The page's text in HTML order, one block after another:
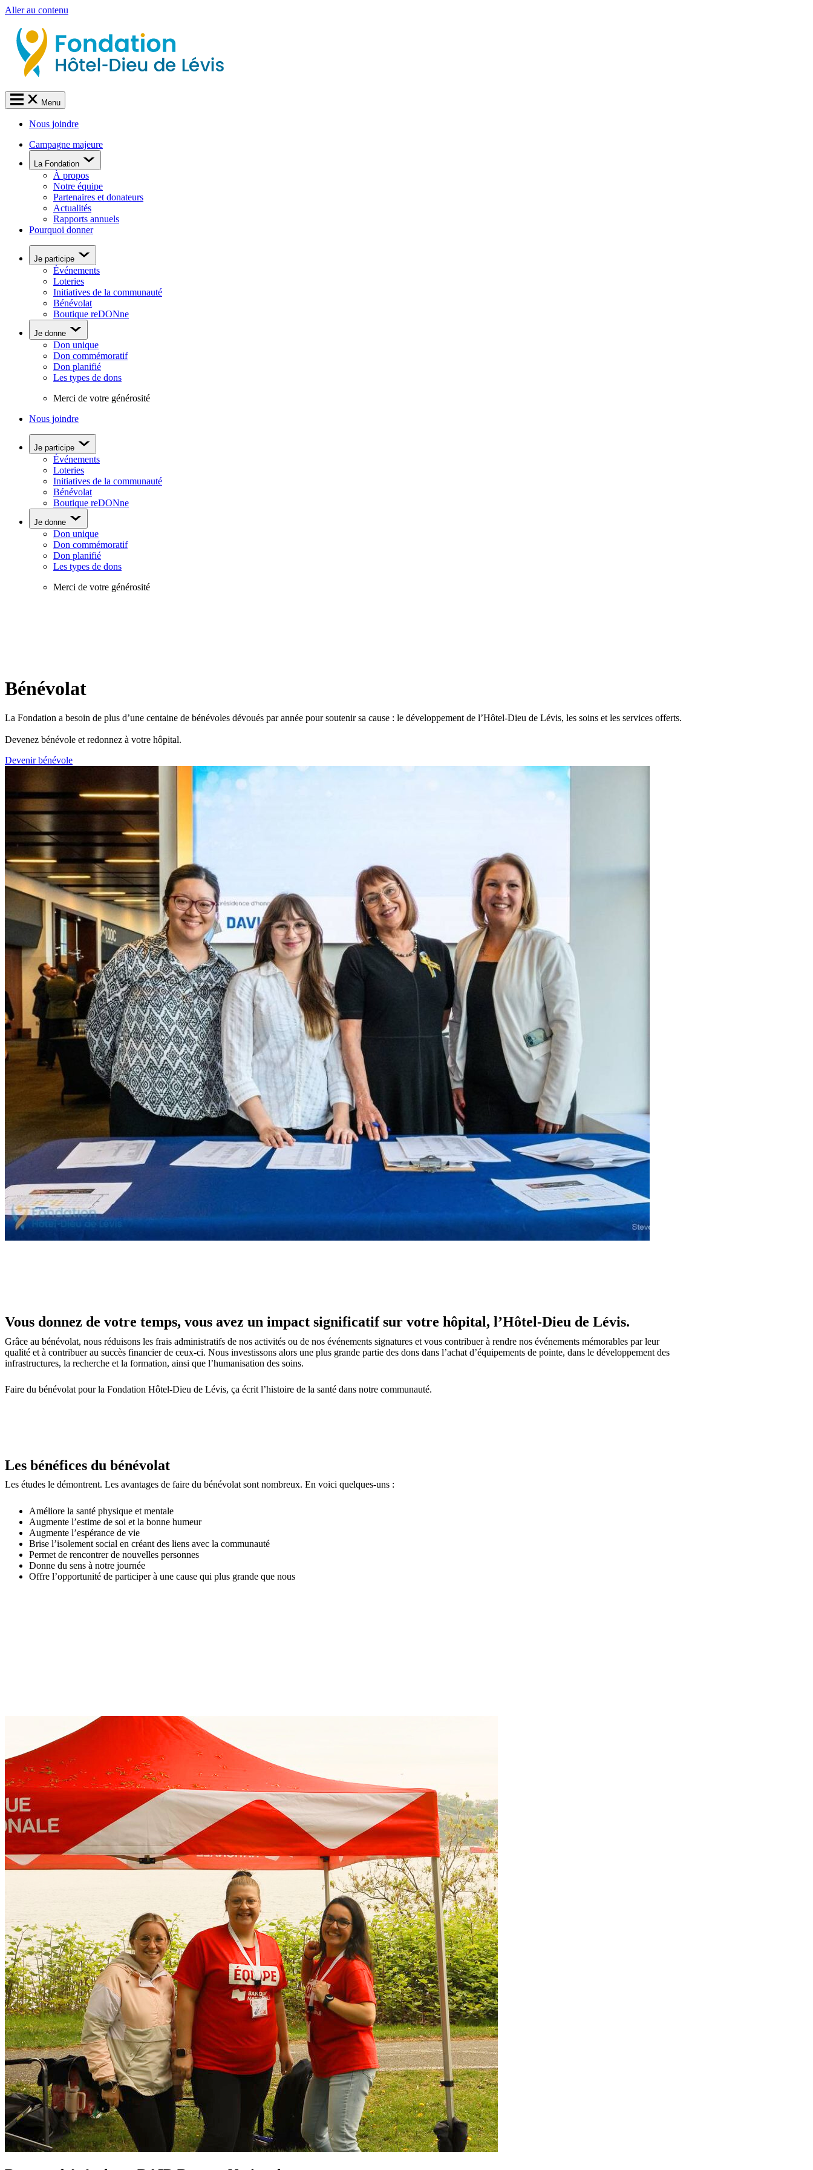
Aller au contenu
Menu
Nous joindre
Campagne majeure
La Fondation
À propos
Notre équipe
Partenaires et donateurs
Actualités
Rapports annuels
Pourquoi donner
Je participe
Événements
Loteries
Initiatives de la communauté
Bénévolat
Boutique reDONne
Je donne
Don unique
Don commémoratif
Don planifié
Les types de dons
Merci de votre générosité
Nous joindre
Je participe
Événements
Loteries
Initiatives de la communauté
Bénévolat
Boutique reDONne
Je donne
Don unique
Don commémoratif
Don planifié
Les types de dons
Merci de votre générosité
Bénévolat
La Fondation a besoin de plus d’une centaine de bénévoles dévoués par année pour soutenir sa cause : le développement de l’Hôtel-Dieu de Lévis, les soins et les services offerts.
Devenez bénévole et redonnez à votre hôpital.
Devenir bénévole
Vous donnez de votre temps, vous avez un impact significatif sur votre hôpital, l’Hôtel-Dieu de Lévis.
Grâce au bénévolat, nous réduisons les frais administratifs de nos activités ou de nos événements signatures et vous contribuer à rendre nos événements mémorables par leur
qualité et à contribuer au succès financier de ceux-ci. Nous investissons alors une plus grande partie des dons dans l’achat d’équipements de pointe, dans le développement des
infrastructures, la recherche et la formation, ainsi que l’humanisation des soins.
Faire du bénévolat pour la Fondation Hôtel-Dieu de Lévis, ça écrit l’histoire de la santé dans notre communauté.
Les bénéfices du bénévolat
Les études le démontrent. Les avantages de faire du bénévolat sont nombreux. En voici quelques-uns :
Améliore la santé physique et mentale
Augmente l’estime de soi et la bonne humeur
Augmente l’espérance de vie
Brise l’isolement social en créant des liens avec la communauté
Permet de rencontrer de nouvelles personnes
Donne du sens à notre journée
Offre l’opportunité de participer à une cause qui plus grande que nous